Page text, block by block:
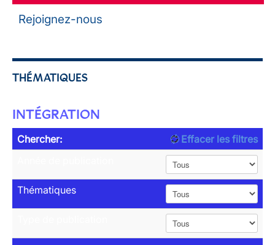
Rejoignez-nous
THÉMATIQUES
INTÉGRATION
Chercher:
Effacer les filtres
Thématiques